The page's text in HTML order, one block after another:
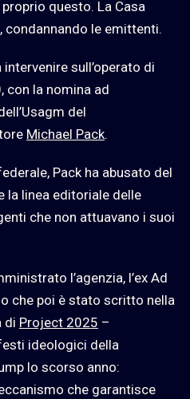
questo. La Casa
condannando le emittenti.
sull’operato di
con la nomina ad
del
Michael Pack.
Pack ha abusato del
la linea editoriale delle
che non attuavano i suoi
l’agenzia, l’ex Ad
che poi è stato scritto nella
di Project 2025 –
ideologici della
lo scorso anno:
che garantisce